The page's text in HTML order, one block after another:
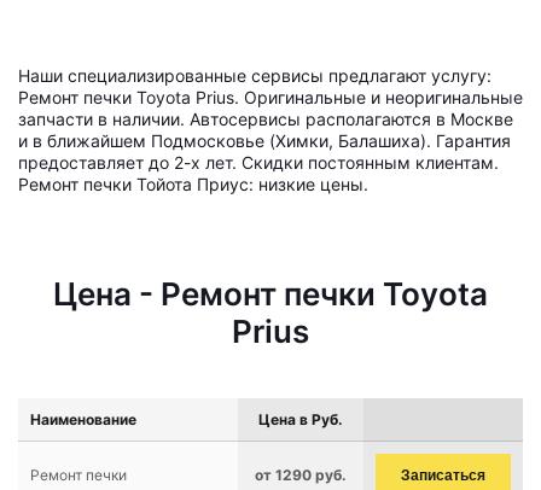
Наши специализированные сервисы предлагают услугу:
Ремонт печки Toyota Prius. Оригинальные и неоригинальные
запчасти в наличии. Автосервисы располагаются в Москве
и в ближайшем Подмосковье (Химки, Балашиха). Гарантия
предоставляет до 2-х лет. Скидки постоянным клиентам.
Ремонт печки Тойота Приус: низкие цены.
Цена - Ремонт печки Toyota
Prius
Наименование Цена в Руб.
Ремонт печки от 1290 руб. Записаться